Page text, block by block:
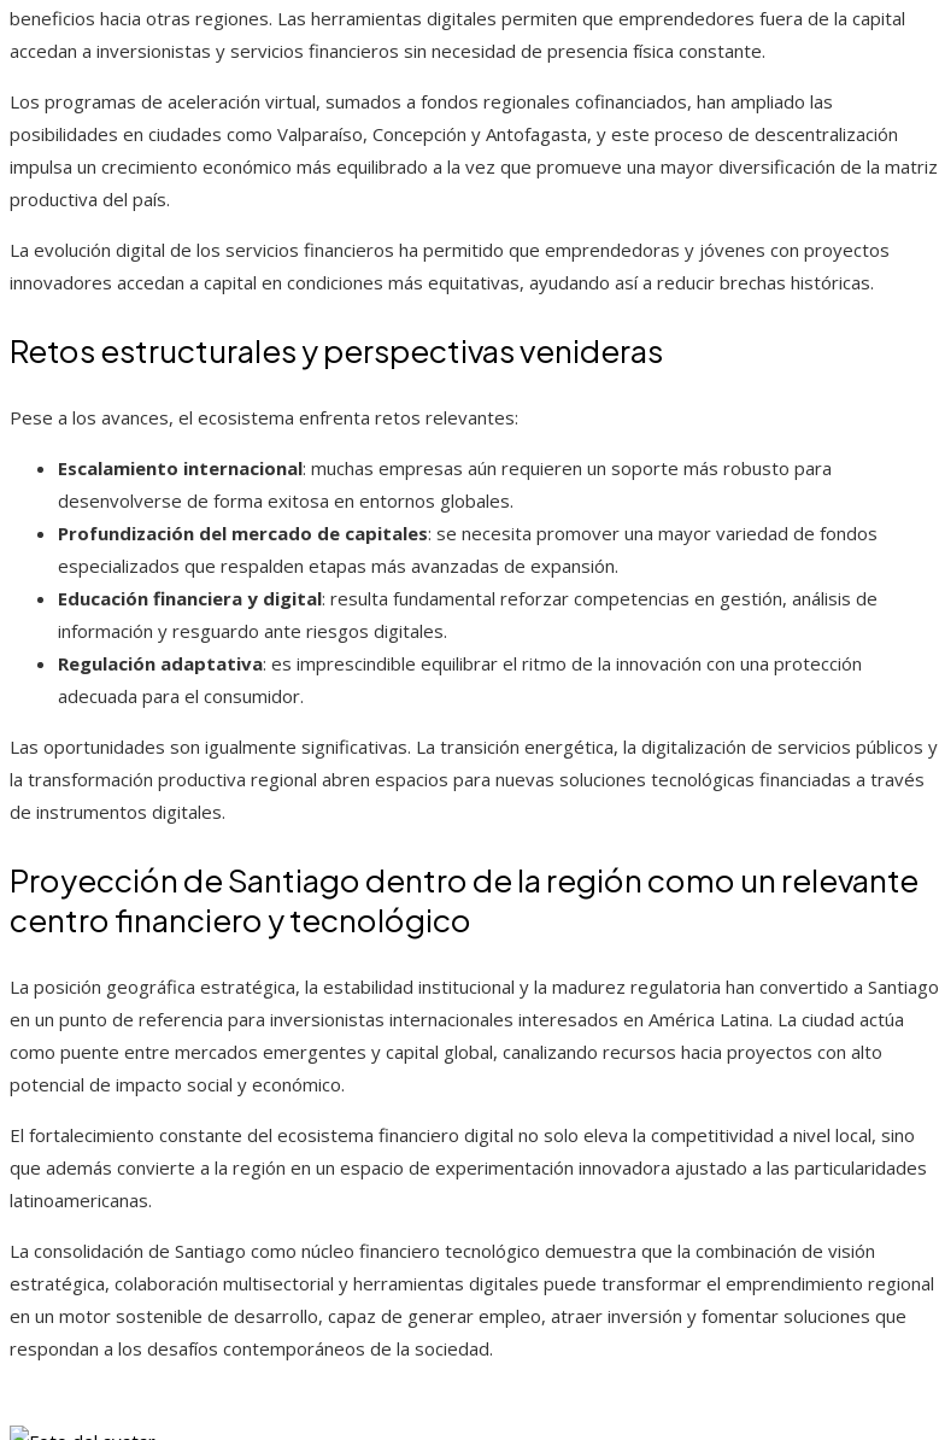
beneficios hacia otras regiones. Las herramientas digitales permiten que emprendedores fuera de la capital
accedan a inversionistas y servicios financieros sin necesidad de presencia física constante.
Los programas de aceleración virtual, sumados a fondos regionales cofinanciados, han ampliado las
posibilidades en ciudades como Valparaíso, Concepción y Antofagasta, y este proceso de descentralización
impulsa un crecimiento económico más equilibrado a la vez que promueve una mayor diversificación de la matriz
productiva del país.
La evolución digital de los servicios financieros ha permitido que emprendedoras y jóvenes con proyectos
innovadores accedan a capital en condiciones más equitativas, ayudando así a reducir brechas históricas.
Retos estructurales y perspectivas venideras
Pese a los avances, el ecosistema enfrenta retos relevantes:
Escalamiento internacional: muchas empresas aún requieren un soporte más robusto para
desenvolverse de forma exitosa en entornos globales.
Profundización del mercado de capitales: se necesita promover una mayor variedad de fondos
especializados que respalden etapas más avanzadas de expansión.
Educación financiera y digital: resulta fundamental reforzar competencias en gestión, análisis de
información y resguardo ante riesgos digitales.
Regulación adaptativa: es imprescindible equilibrar el ritmo de la innovación con una protección
adecuada para el consumidor.
Las oportunidades son igualmente significativas. La transición energética, la digitalización de servicios públicos y
la transformación productiva regional abren espacios para nuevas soluciones tecnológicas financiadas a través
de instrumentos digitales.
Proyección de Santiago dentro de la región como un relevante
centro financiero y tecnológico
La posición geográfica estratégica, la estabilidad institucional y la madurez regulatoria han convertido a Santiago
en un punto de referencia para inversionistas internacionales interesados en América Latina. La ciudad actúa
como puente entre mercados emergentes y capital global, canalizando recursos hacia proyectos con alto
potencial de impacto social y económico.
El fortalecimiento constante del ecosistema financiero digital no solo eleva la competitividad a nivel local, sino
que además convierte a la región en un espacio de experimentación innovadora ajustado a las particularidades
latinoamericanas.
La consolidación de Santiago como núcleo financiero tecnológico demuestra que la combinación de visión
estratégica, colaboración multisectorial y herramientas digitales puede transformar el emprendimiento regional
en un motor sostenible de desarrollo, capaz de generar empleo, atraer inversión y fomentar soluciones que
respondan a los desafíos contemporáneos de la sociedad.